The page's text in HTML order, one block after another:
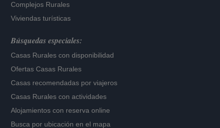
Complejos Rurales
Viviendas turísticas
Búsquedas especiales:
Casas Rurales con disponibilidad
Ofertas Casas Rurales
Casas recomendadas por viajeros
Casas Rurales con actividades
Alojamientos con reserva online
Busca por ubicación en el mapa